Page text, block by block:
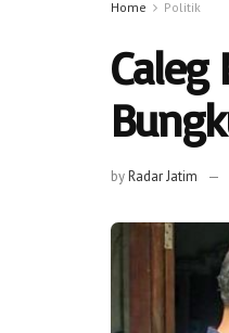
Home Politik
Caleg
byRadar Jatim